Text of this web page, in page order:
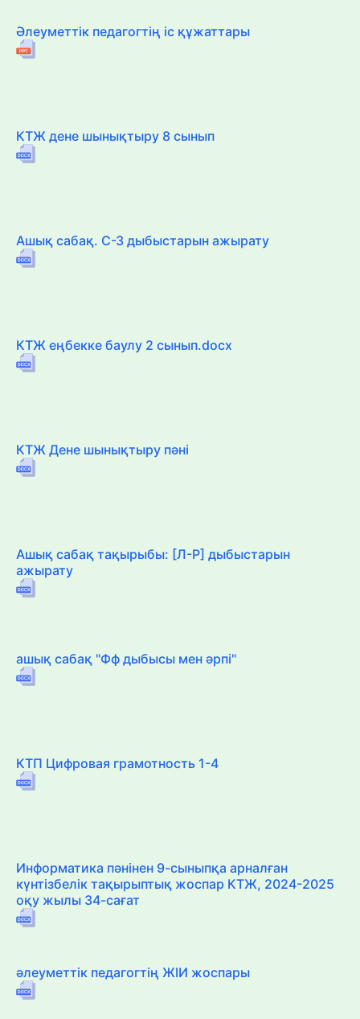
Әлеуметтік педагогтің іс құжаттары
КТЖ дене шынықтыру 8 сынып
Ашық сабақ. С-З дыбыстарын ажырату
КТЖ еңбекке баулу 2 сынып.docx
КТЖ Дене шынықтыру пәні
Ашық сабақ тақырыбы: [Л-Р] дыбыстарын
ажырату
ашық сабақ "Фф дыбысы мен әрпі"
КТП Цифровая грамотность 1-4
Информатика пәнінен 9-сыныпқа арналған
күнтізбелік тақырыптық жоспар КТЖ, 2024-2025
оқу жылы 34-сағат
әлеуметтік педагогтің ЖІИ жоспары